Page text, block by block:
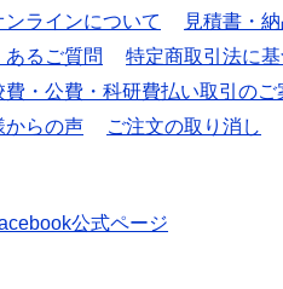
ラインについて
見積書・
あるご質問
特定商取引法に
費・公費・科研費払い取引のご
からの声 ご注文の取り消し
公式ページ